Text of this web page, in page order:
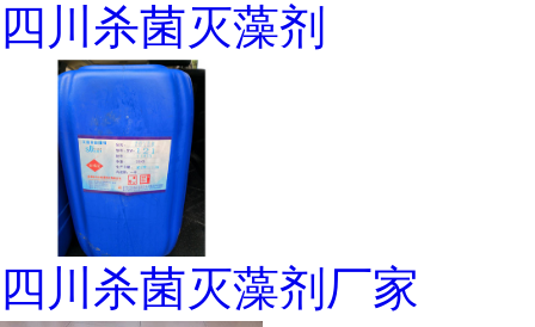
四川杀菌灭藻剂
四川杀菌灭藻剂厂家